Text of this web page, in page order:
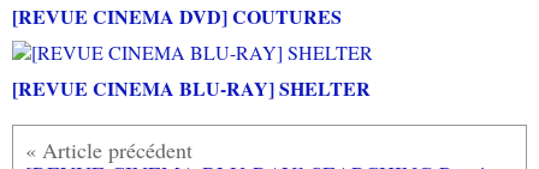
[REVUE CINEMA DVD] COUTURES
[REVUE CINEMA BLU-RAY] SHELTER